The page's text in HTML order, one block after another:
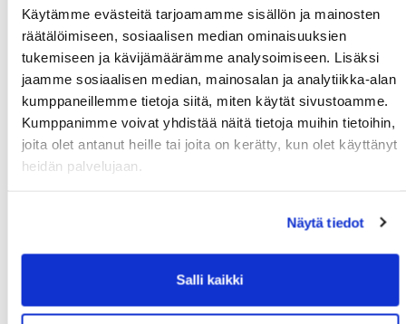
Käytämme evästeitä tarjoamamme sisällön ja mainosten
räätälöimiseen, sosiaalisen median ominaisuuksien
tukemiseen ja kävijämäärämme analysoimiseen. Lisäksi
jaamme sosiaalisen median, mainosalan ja analytiikka-alan
kumppaneillemme tietoja siitä, miten käytät sivustoamme.
Kumppanimme voivat yhdistää näitä tietoja muihin tietoihin,
joita olet antanut heille tai joita on kerätty, kun olet käyttänyt
heidän palvelujaan.
Näytä tiedot
Salli kaikki